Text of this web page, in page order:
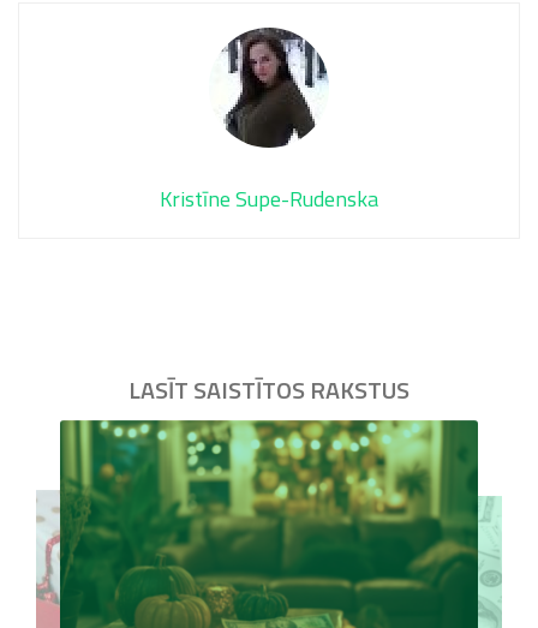
Kristīne Supe-Rudenska
LASĪT SAISTĪTOS RAKSTUS